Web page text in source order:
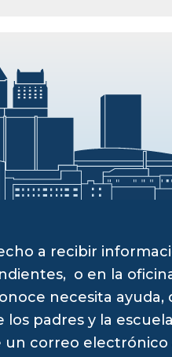
a recibir
o en la
necesita
padres y la
un correo electrónico